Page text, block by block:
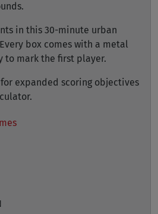
in this 30-minute urban
box comes with a metal
to mark the first player.
expanded scoring objectives